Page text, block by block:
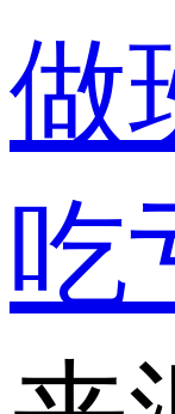
做
吃